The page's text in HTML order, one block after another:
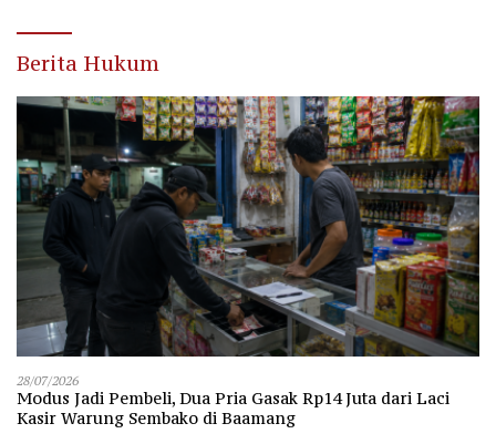
Berita Hukum
28/07/2026
Modus Jadi Pembeli, Dua Pria Gasak Rp14 Juta dari Laci
Kasir Warung Sembako di Baamang